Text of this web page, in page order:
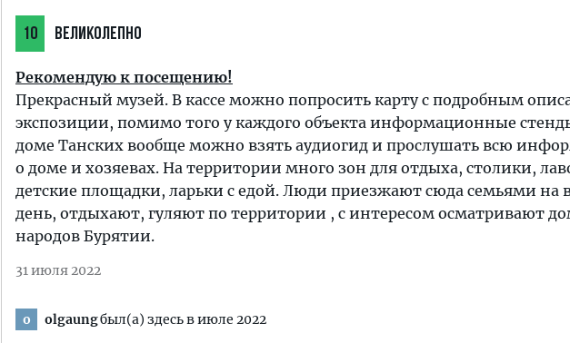
10 ВЕЛИКОЛЕПНО
Рекомендую к посещению!
Прекрасный музей. В кассе можно попросить карту с подробным
экспозиции, помимо того у каждого объекта информационные
доме Танских вообще можно взять аудиогид и прослушать всю
о доме и хозяевах. На территории много зон для отдыха, столики,
детские площадки, ларьки с едой. Люди приезжают сюда семьями на
день, отдыхают, гуляют по территории , с интересом осматривают
народов Бурятии.
31 июля 2022
o olgaungбыл(а) здесь в июле 2022